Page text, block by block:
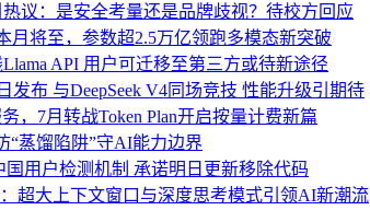
议：是安全考量还是品牌歧视？待校方回应
月将至，参数超2.5万亿领跑多模态新突破
API 用户可迁移至第三方或待新途径
发布 与DeepSeek V4同场竞技 性能升级引期待
，7月转战Token Plan开启按量计费新篇
“蒸馏陷阱”守AI能力边界
国用户检测机制 承诺明日更新移除代码
：超大上下文窗口与深度思考模式引领AI新潮流